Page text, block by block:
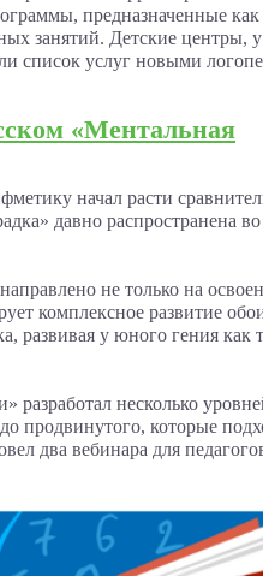
предназначенные как
занятий. Детские центры,
список услуг новыми
«Ментальная
начал расти
давно распространена
не только на
комплексное развитие
развивая у юного гения как
разработал несколько
продвинутого, которые
два вебинара для